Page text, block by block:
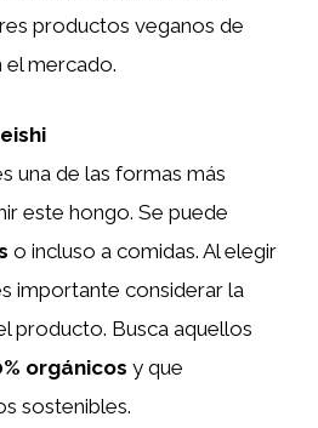
productos veganos de
el mercado.
una de las formas más
este hongo. Se puede
o incluso a comidas. Al elegir
importante considerar la
producto. Busca aquellos
orgánicos y que
sostenibles.